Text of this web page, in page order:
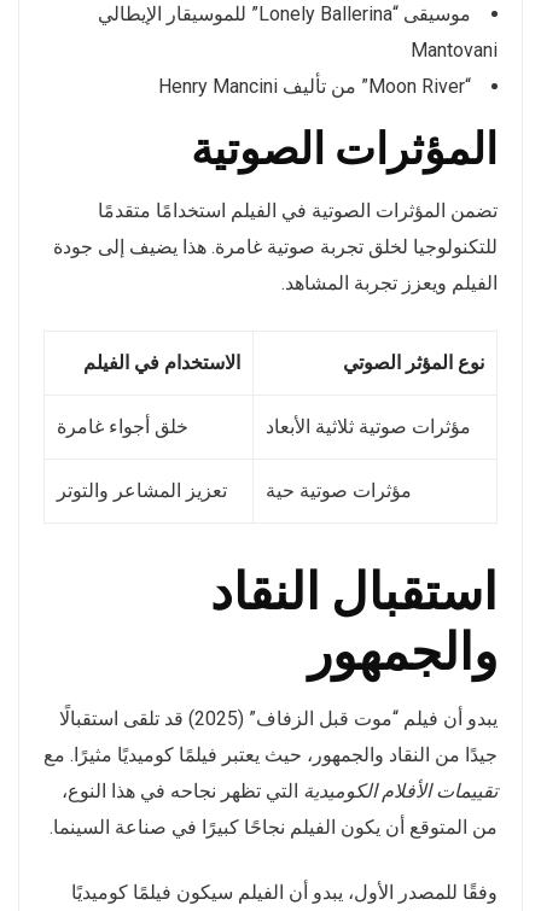
موسيقى “Lonely Ballerina” للموسيقار الإيطالي
Mantovani
“Moon River” من تأليف Henry Mancini
المؤثرات الصوتية
تضمن المؤثرات الصوتية في الفيلم استخدامًا متقدمًا
للتكنولوجيا لخلق تجربة صوتية غامرة. هذا يضيف إلى جودة
الفيلم ويعزز تجربة المشاهد.
نوع المؤثر الصوتي الاستخدام في الفيلم
مؤثرات صوتية ثلاثية الأبعاد خلق أجواء غامرة
مؤثرات صوتية حية تعزيز المشاعر والتوتر
استقبال النقاد
والجمهور
يبدو أن فيلم “موت قبل الزفاف” (2025) قد تلقى استقبالًا
جيدًا من النقاد والجمهور، حيث يعتبر فيلمًا كوميديًا مثيرًا. مع
تقييمات الأفلام الكوميدية التي تظهر نجاحه في هذا النوع،
من المتوقع أن يكون الفيلم نجاحًا كبيرًا في صناعة السينما.
وفقًا للمصدر الأول، يبدو أن الفيلم سيكون فيلمًا كوميديًا